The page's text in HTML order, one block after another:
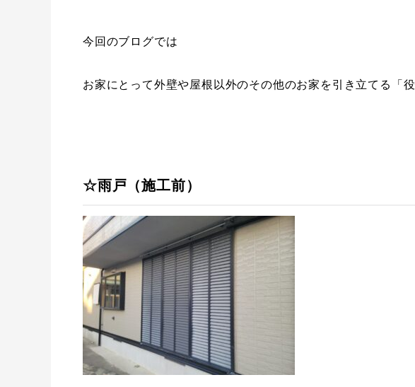
今回のブログでは
お家にとって外壁や屋根以外のその他のお家を引き立てる「
☆雨戸（施工前）